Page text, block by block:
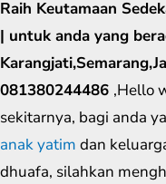
Raih Keutamaan
| untuk anda yang
081380244486 ,Hello
sekitarnya, bagi anda
anak yatim dan
dhuafa, silahkan